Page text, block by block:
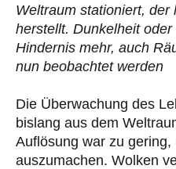
Weltraum stationiert, der
herstellt. Dunkelheit
Hindernis mehr, auch
nun beobachtet werden
Die Überwachung des
bislang aus dem
Auflösung war zu gering,
auszumachen. Wolken